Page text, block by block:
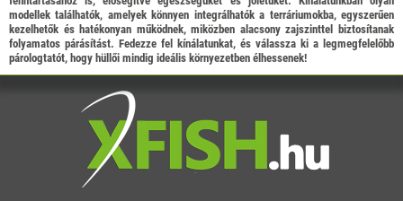
modellek találhatók, amelyek könnyen integrálhatók a terráriumokba, egyszerűen
kezelhetők és hatékonyan működnek, miközben alacsony zajszinttel biztosítanak
folyamatos párásítást. Fedezze fel kínálatunkat, és válassza ki a legmegfelelőbb
párologtatót, hogy hüllői mindig ideális környezetben élhessenek!